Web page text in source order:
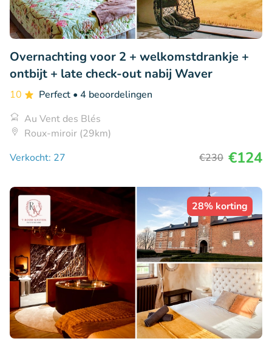
Overnachting voor 2 + welkomstdrankje +
ontbijt + late check-out nabij Waver
10 Perfect • 4 beoordelingen
Au Vent des Blés
Roux-miroir (29km)
Verkocht: 27
€230 €124
28% korting